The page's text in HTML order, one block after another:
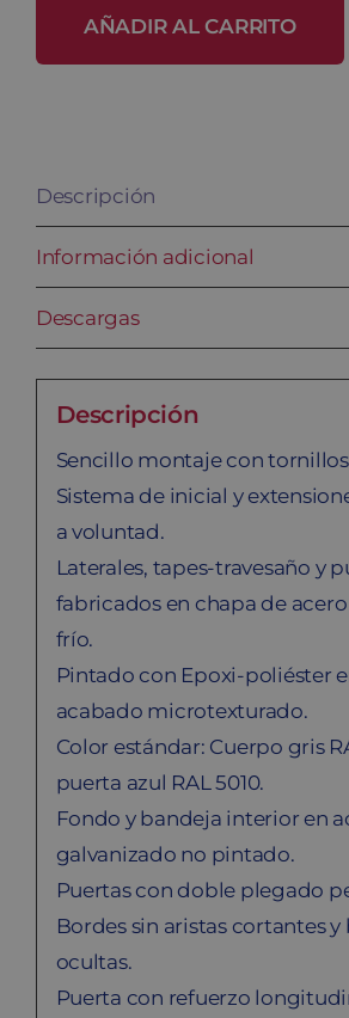
ECO
AÑADIR AL CARRITO
Descripción
Información adicional
Descargas
Descripción
Sencillo montaje con
Sistema de inicial y
a voluntad.
Laterales, tapes-travesaño y
fabricados en chapa de
frío.
Pintado con Epoxi-poliéster
acabado microtexturado.
Color estándar: Cuerpo gris
puerta azul RAL 5010.
Fondo y bandeja interior en
galvanizado no pintado.
Puertas con doble plegado
Bordes sin aristas cortantes y
ocultas.
Puerta con refuerzo